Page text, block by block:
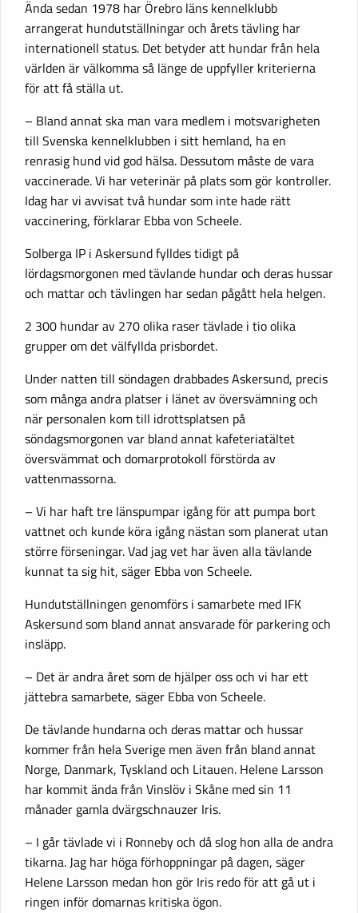
Ända sedan 1978 har Örebro läns kennelklubb
arrangerat hundutställningar och årets tävling har
internationell status. Det betyder att hundar från hela
världen är välkomma så länge de uppfyller kriterierna
för att få ställa ut.
– Bland annat ska man vara medlem i motsvarigheten
till Svenska kennelklubben i sitt hemland, ha en
renrasig hund vid god hälsa. Dessutom måste de vara
vaccinerade. Vi har veterinär på plats som gör kontroller.
Idag har vi avvisat två hundar som inte hade rätt
vaccinering, förklarar Ebba von Scheele.
Solberga IP i Askersund fylldes tidigt på
lördagsmorgonen med tävlande hundar och deras hussar
och mattar och tävlingen har sedan pågått hela helgen.
2 300 hundar av 270 olika raser tävlade i tio olika
grupper om det välfyllda prisbordet.
Under natten till söndagen drabbades Askersund, precis
som många andra platser i länet av översvämning och
när personalen kom till idrottsplatsen på
söndagsmorgonen var bland annat kafeteriatältet
översvämmat och domarprotokoll förstörda av
vattenmassorna.
– Vi har haft tre länspumpar igång för att pumpa bort
vattnet och kunde köra igång nästan som planerat utan
större förseningar. Vad jag vet har även alla tävlande
kunnat ta sig hit, säger Ebba von Scheele.
Hundutställningen genomförs i samarbete med IFK
Askersund som bland annat ansvarade för parkering och
insläpp.
– Det är andra året som de hjälper oss och vi har ett
jättebra samarbete, säger Ebba von Scheele.
De tävlande hundarna och deras mattar och hussar
kommer från hela Sverige men även från bland annat
Norge, Danmark, Tyskland och Litauen. Helene Larsson
har kommit ända från Vinslöv i Skåne med sin 11
månader gamla dvärgschnauzer Iris.
– I går tävlade vi i Ronneby och då slog hon alla de andra
tikarna. Jag har höga förhoppningar på dagen, säger
Helene Larsson medan hon gör Iris redo för att gå ut i
ringen inför domarnas kritiska ögon.